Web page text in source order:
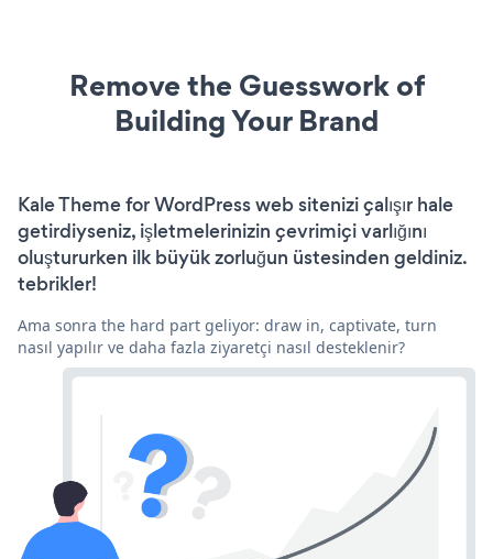
Remove the Guesswork of
Building Your Brand
Kale Theme for WordPress web sitenizi çalışır hale
getirdiyseniz, işletmelerinizin çevrimiçi varlığını
oluştururken ilk büyük zorluğun üstesinden geldiniz.
tebrikler!
Ama sonra the hard part geliyor: draw in, captivate, turn
nasıl yapılır ve daha fazla ziyaretçi nasıl desteklenir?